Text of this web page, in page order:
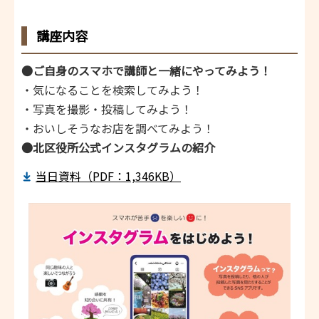
講座内容
●ご自身のスマホで講師と一緒にやってみよう！
・気になることを検索してみよう！
・写真を撮影・投稿してみよう！
・おいしそうなお店を調べてみよう！
●北区役所公式インスタグラムの紹介
当日資料（PDF：1,346KB）